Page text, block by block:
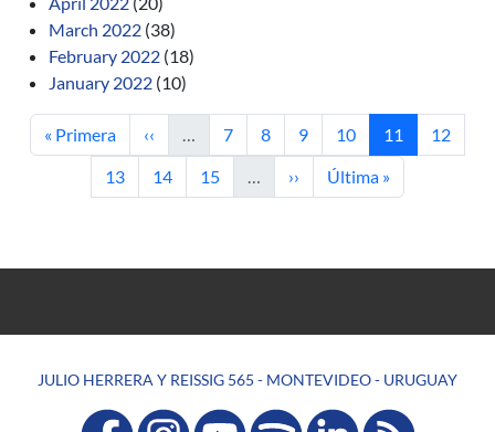
March 2022 (38)
February 2022 (18)
January 2022 (10)
First page
« Primera Previous page
‹‹ … Page
7 Page
8 Page
9 Page
10 Current page
11 Page
12
Page
13 Page
14 Page
15 … Next page
›› Last page
Última »
JULIO HERRERA Y REISSIG 565 - MONTEVIDEO - URUGUAY